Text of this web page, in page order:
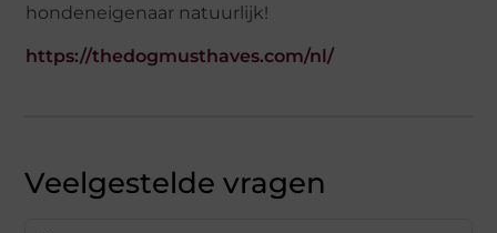
hondeneigenaar natuurlijk!
https://thedogmusthaves.com/nl/
Veelgestelde vragen